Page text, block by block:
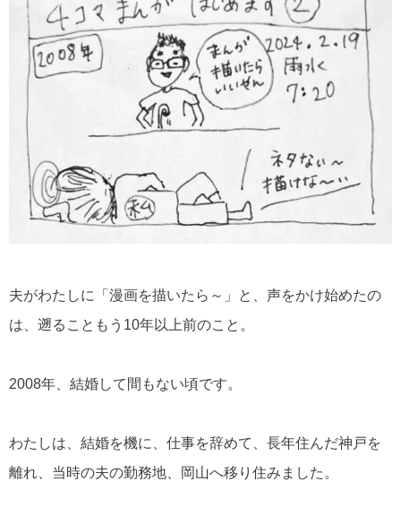
夫がわたしに「漫画を描いたら～」と、声をかけ始めたの
は、遡ることもう10年以上前のこと。
2008年、結婚して間もない頃です。
わたしは、結婚を機に、仕事を辞めて、長年住んだ神戸を
離れ、当時の夫の勤務地、岡山へ移り住みました。